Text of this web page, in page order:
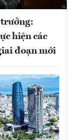
hiện các
đoạn mới